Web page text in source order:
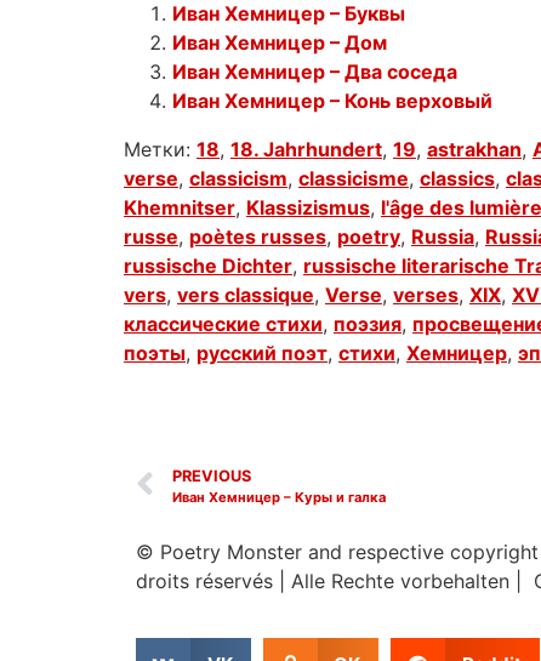
Иван Хемницер – Буквы
Иван Хемницер – Дом
Иван Хемницер – Два соседа
Иван Хемницер – Конь верховый
Метки: 18, 18. Jahrhundert, 19, astrakhan,
verse, classicism, classicisme, classics,
Khemnitser, Klassizismus, l'âge des
russe, poètes russes, poetry, Russia,
russische Dichter, russische literarische
vers, vers classique, Verse, verses, XIX,
классические стихи, поэзия,
поэты, русский поэт, стихи, Хемницер,
PREVIOUS
Иван Хемницер – Куры и галка
© Poetry Monster and respective
droits réservés
Alle Rechte vorbehalten |